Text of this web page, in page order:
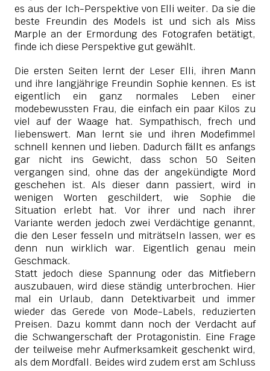
es aus der Ich-Perspektive von Elli weiter. Da sie die
beste Freundin des Models ist und sich als Miss
Marple an der Ermordung des Fotografen betätigt,
finde ich diese Perspektive gut gewählt.
Die ersten Seiten lernt der Leser Elli, ihren Mann
und ihre langjährige Freundin Sophie kennen. Es ist
eigentlich ein ganz normales Leben einer
modebewussten Frau, die einfach ein paar Kilos zu
viel auf der Waage hat. Sympathisch, frech und
liebenswert. Man lernt sie und ihren Modefimmel
schnell kennen und lieben. Dadurch fällt es anfangs
gar nicht ins Gewicht, dass schon 50 Seiten
vergangen sind, ohne das der angekündigte Mord
geschehen ist. Als dieser dann passiert, wird in
wenigen Worten geschildert, wie Sophie die
Situation erlebt hat. Vor ihrer und nach ihrer
Variante werden jedoch zwei Verdächtige genannt,
die den Leser fesseln und miträtseln lassen, wer es
denn nun wirklich war. Eigentlich genau mein
Geschmack.
Statt jedoch diese Spannung oder das Mitfiebern
auszubauen, wird diese ständig unterbrochen. Hier
mal ein Urlaub, dann Detektivarbeit und immer
wieder das Gerede von Mode-Labels, reduzierten
Preisen. Dazu kommt dann noch der Verdacht auf
die Schwangerschaft der Protagonistin. Eine Frage
der teilweise mehr Aufmerksamkeit geschenkt wird,
als dem Mordfall. Beides wird zudem erst am Schluss